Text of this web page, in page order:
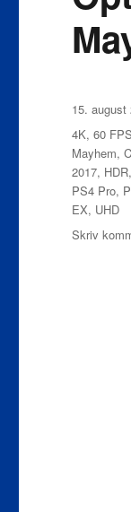
Udgivet
15. august
Tags
4K,60 FPS
Mayhem,
2017, HDR,
PS4 Pro,
EX, UHD
Skriv